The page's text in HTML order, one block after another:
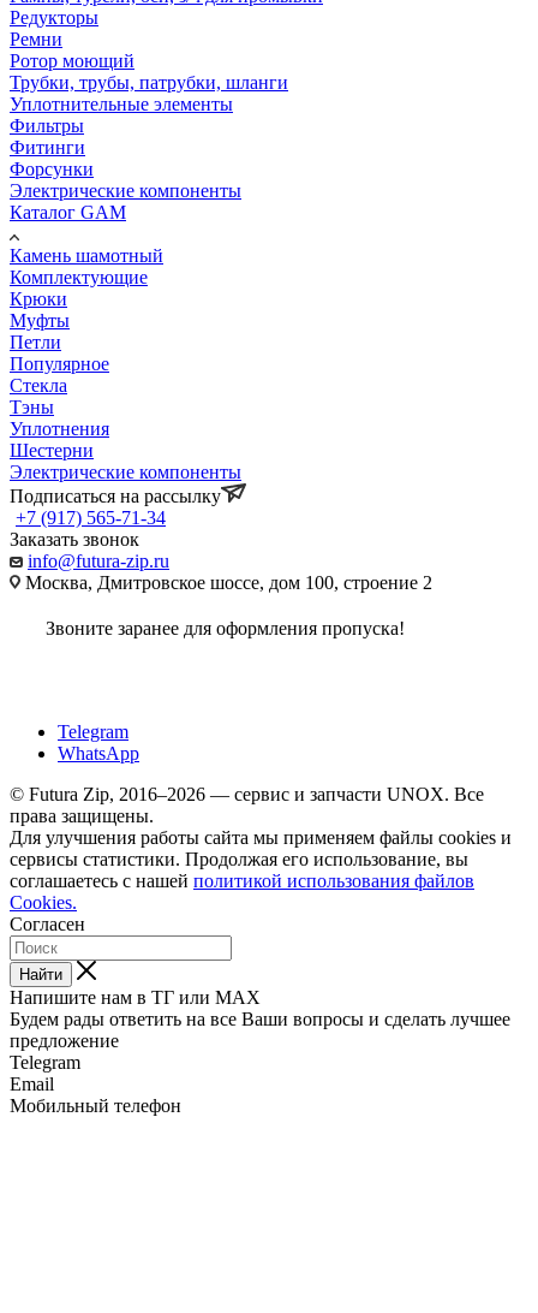
Редукторы
Ремни
Ротор моющий
Трубки, трубы, патрубки, шланги
Уплотнительные элементы
Фильтры
Фитинги
Форсунки
Электрические компоненты
Каталог GAM
Камень шамотный
Комплектующие
Крюки
Муфты
Петли
Популярное
Стекла
Тэны
Уплотнения
Шестерни
Электрические компоненты
Подписаться на рассылку
+7 (917) 565-71-34
Заказать звонок
info@futura-zip.ru
Москва, Дмитровское шоссе, дом 100, строение 2
Звоните заранее для оформления пропуска!
Telegram
WhatsApp
© Futura Zip, 2016–2026 — сервис и запчасти UNOX. Все
права защищены.
Для улучшения работы сайта мы применяем файлы cookies и
сервисы статистики. Продолжая его использование, вы
соглашаетесь с нашей политикой использования файлов
Cookies.
Согласен
Найти
Напишите нам в ТГ или MAX
Будем рады ответить на все Ваши вопросы и сделать лучшее
предложение
Telegram
Email
Мобильный телефон